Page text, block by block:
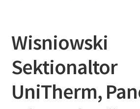
Wisniowski
Sektionaltor
UniTherm,